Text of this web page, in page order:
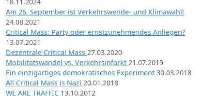
Am 26. September ist Verkehrswende- und Klimawahl!
24.08.2021
Critical Mass: Party oder ernstzunehmendes Anliegen?
13.07.2021
Dezentrale Critical Mass 27.03.2020
Mobilitätswandel vs. Verkehrsinfarkt 21.07.2019
Ein einzigartiges demokratisches Experiment 30.03.2018
All Critical Mass is Nazi 20.01.2018
WE ARE TRAFFIC 13.10.2012